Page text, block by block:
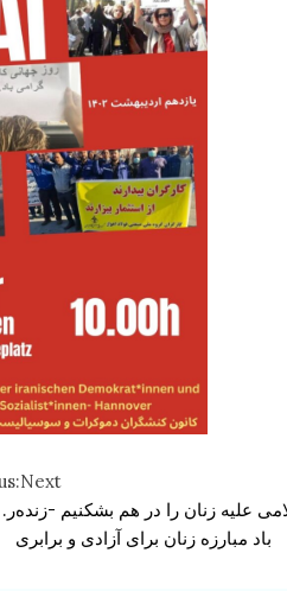
Next:
علیه زنان را در هم بشکنیم -زنده
باد مبارزه زنان برای آزادی و برابری